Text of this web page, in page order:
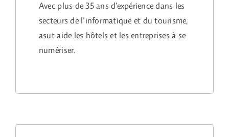
Avec plus de 35 ans d’expérience dans les
secteurs de l’informatique et du tourisme,
asut aide les hôtels et les entreprises à se
numériser.